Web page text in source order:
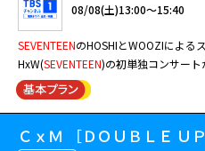
08/08(土)13:00～15:40
SEVENTEENのHOSHIとWOOZIによる
HxW(SEVENTEEN)の初単独コンサー
を全曲ノーカットで独占放送！
ＣｘＭ ［ＤＯＵＢＬＥ Ｕ